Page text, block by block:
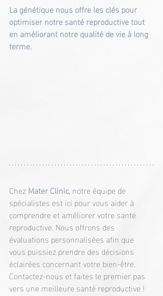
La génétique nous offre les clés pour
optimiser notre santé reproductive tout
en améliorant notre qualité de vie à long
terme.
Chez Mater Clinic, notre équipe de
spécialistes est ici pour vous aider à
comprendre et améliorer votre santé
reproductive. Nous offrons des
évaluations personnalisées afin que
vous puissiez prendre des décisions
éclairées concernant votre bien-être.
Contactez-nous et faites le premier pas
vers une meilleure santé reproductive !